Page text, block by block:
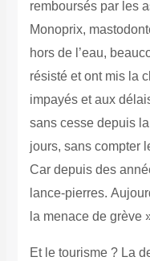
remboursés par les
Monoprix,
hors de l’eau,
résisté et ont mis la
impayés et aux
sans cesse depuis
jours, sans compter
Car depuis des
lance-pierres.
la menace de grève
Et le tourisme ? La